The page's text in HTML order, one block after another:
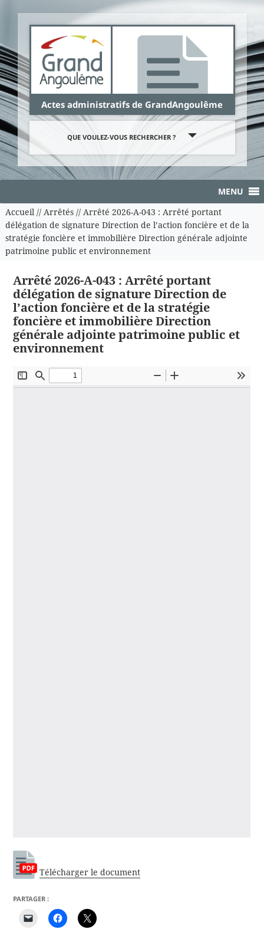
Actes administratifs de GrandAngoulême
QUE VOULEZ-VOUS RECHERCHER ?
MENU
Accueil// Arrêtés// Arrêté 2026-A-043 : Arrêté portant
délégation de signature Direction de l’action foncière et de la
stratégie foncière et immobilière Direction générale adjointe
patrimoine public et environnement
Arrêté 2026-A-043 : Arrêté portant
délégation de signature Direction de
l’action foncière et de la stratégie
foncière et immobilière Direction
générale adjointe patrimoine public et
environnement
Télécharger le document
PARTAGER :
Panneau de gestion des cookies